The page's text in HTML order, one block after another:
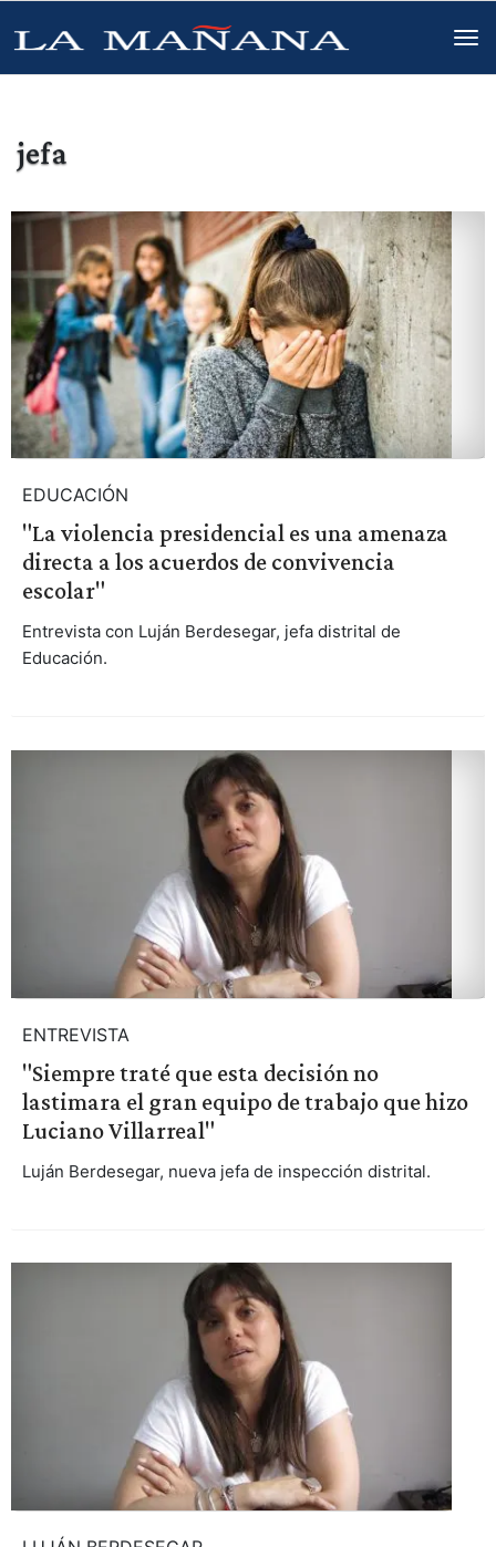
jefa
EDUCACIÓN
"La violencia presidencial es una amenaza
directa a los acuerdos de convivencia
escolar"
Entrevista con Luján Berdesegar, jefa distrital de
Educación.
ENTREVISTA
"Siempre traté que esta decisión no
lastimara el gran equipo de trabajo que hizo
Luciano Villarreal"
Luján Berdesegar, nueva jefa de inspección distrital.